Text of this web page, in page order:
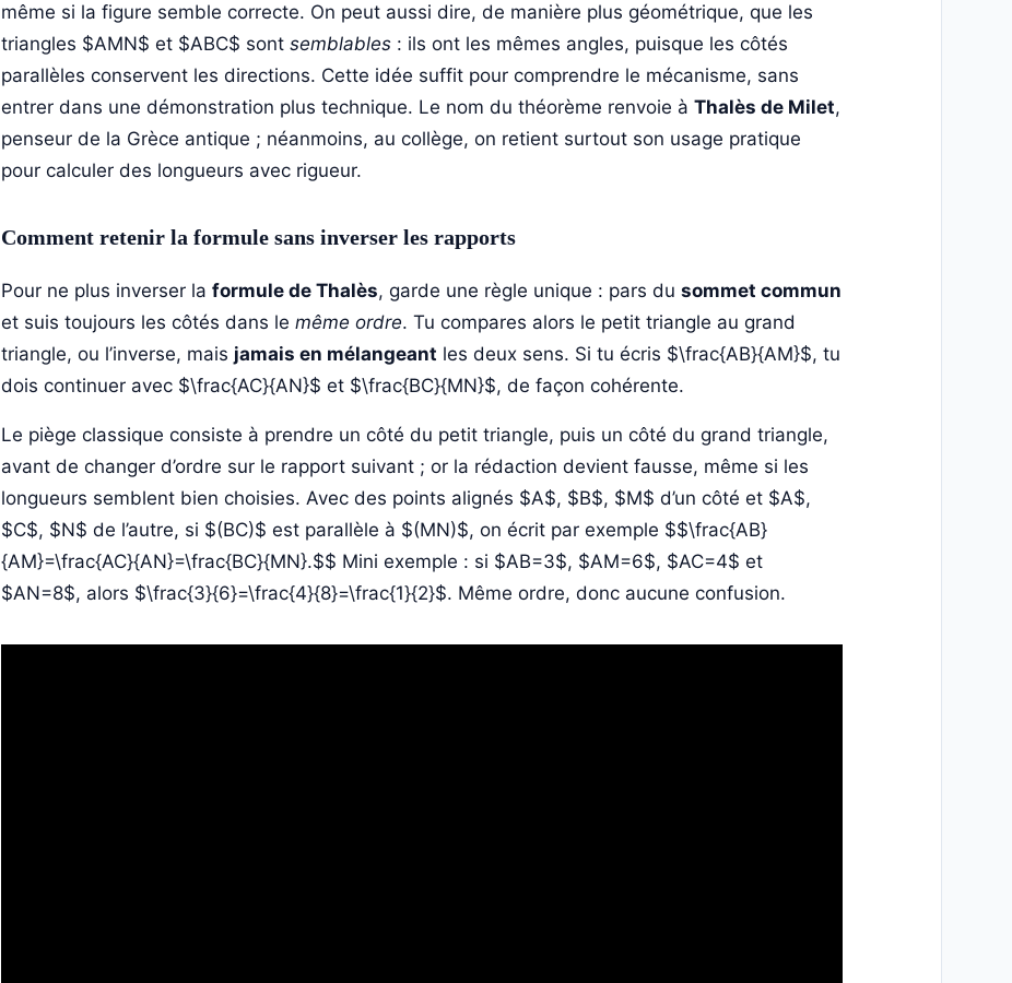
même si la figure semble correcte. On peut aussi dire, de manière plus géométrique, que les
triangles $AMN$ et $ABC$ sont semblables: ils ont les mêmes angles, puisque les côtés
parallèles conservent les directions. Cette idée suffit pour comprendre le mécanisme, sans
entrer dans une démonstration plus technique. Le nom du théorème renvoie à Thalès de Milet,
penseur de la Grèce antique ; néanmoins, au collège, on retient surtout son usage pratique
pour calculer des longueurs avec rigueur.
Comment retenir la formule sans inverser les rapports
Pour ne plus inverser la formule de Thalès, garde une règle unique : pars du sommet commun
et suis toujours les côtés dans le même ordre. Tu compares alors le petit triangle au grand
triangle, ou l’inverse, mais jamais en mélangeant les deux sens. Si tu écris $\frac{AB}{AM}$, tu
dois continuer avec $\frac{AC}{AN}$ et $\frac{BC}{MN}$, de façon cohérente.
Le piège classique consiste à prendre un côté du petit triangle, puis un côté du grand triangle,
avant de changer d’ordre sur le rapport suivant ; or la rédaction devient fausse, même si les
longueurs semblent bien choisies. Avec des points alignés $A$, $B$, $M$ d’un côté et $A$,
$C$, $N$ de l’autre, si $(BC)$ est parallèle à $(MN)$, on écrit par exemple $$\frac{AB}
{AM}=\frac{AC}{AN}=\frac{BC}{MN}.$$ Mini exemple : si $AB=3$, $AM=6$, $AC=4$ et
$AN=8$, alors $\frac{3}{6}=\frac{4}{8}=\frac{1}{2}$. Même ordre, donc aucune confusion.